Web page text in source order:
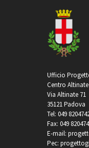
Ufficio
Centro
Via Altinate 71
35121 Padova
Tel: 049
Fax: 049
E-mail:
Pec: